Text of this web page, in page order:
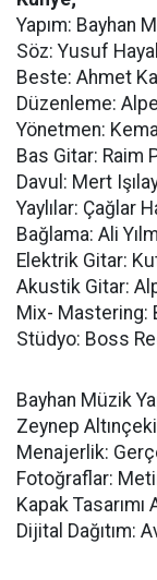
Yapım: Bayhan
Söz: Yusuf
Beste: Ahmet
Düzenleme:
Yönetmen:
Bas Gitar: Raim
Davul: Mert
Yaylılar: Çağlar
Bağlama: Ali
Elektrik Gitar:
Akustik Gitar:
Mix- Mastering:
Stüdyo: Boss
Bayhan Müzik
Zeynep
Menajerlik:
Fotoğraflar:
Kapak
Dijital Dağıtım: